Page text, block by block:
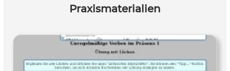
Praxismaterialien